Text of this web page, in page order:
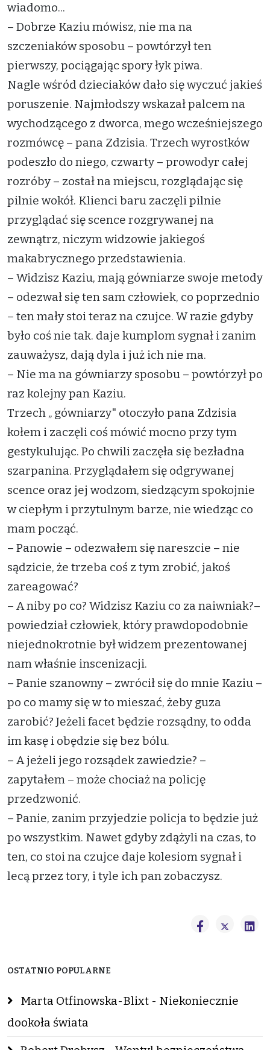
wiadomo...
– Dobrze Kaziu mówisz, nie ma na
szczeniaków sposobu – powtórzył ten
pierwszy, pociągając spory łyk piwa.
Nagle wśród dzieciaków dało się wyczuć jakieś
poruszenie. Najmłodszy wskazał palcem na
wychodzącego z dworca, mego wcześniejszego
rozmówcę – pana Zdzisia. Trzech wyrostków
podeszło do niego, czwarty – prowodyr całej
rozróby – został na miejscu, rozglądając się
pilnie wokół. Klienci baru zaczęli pilnie
przyglądać się scence rozgrywanej na
zewnątrz, niczym widzowie jakiegoś
makabrycznego przedstawienia.
– Widzisz Kaziu, mają gówniarze swoje metody
– odezwał się ten sam człowiek, co poprzednio
– ten mały stoi teraz na czujce. W razie gdyby
było coś nie tak. daje kumplom sygnał i zanim
zauważysz, dają dyla i już ich nie ma.
– Nie ma na gówniarzy sposobu – powtórzył po
raz kolejny pan Kaziu.
Trzech „ gówniarzy" otoczyło pana Zdzisia
kołem i zaczęli coś mówić mocno przy tym
gestykulując. Po chwili zaczęła się bezładna
szarpanina. Przyglądałem się odgrywanej
scence oraz jej wodzom, siedzącym spokojnie
w ciepłym i przytulnym barze, nie wiedząc co
mam począć.
– Panowie – odezwałem się nareszcie – nie
sądzicie, że trzeba coś z tym zrobić, jakoś
zareagować?
– A niby po co? Widzisz Kaziu co za naiwniak?–
powiedział człowiek, który prawdopodobnie
niejednokrotnie był widzem prezentowanej
nam właśnie inscenizacji.
– Panie szanowny – zwrócił się do mnie Kaziu –
po co mamy się w to mieszać, żeby guza
zarobić? Jeżeli facet będzie rozsądny, to odda
im kasę i obędzie się bez bólu.
– A jeżeli jego rozsądek zawiedzie? –
zapytałem – może chociaż na policję
przedzwonić.
– Panie, zanim przyjedzie policja to będzie już
po wszystkim. Nawet gdyby zdążyli na czas, to
ten, co stoi na czujce daje kolesiom sygnał i
lecą przez tory, i tyle ich pan zobaczysz.
OSTATNIO POPULARNE
Marta Otfinowska-Blixt - Niekoniecznie
dookoła świata